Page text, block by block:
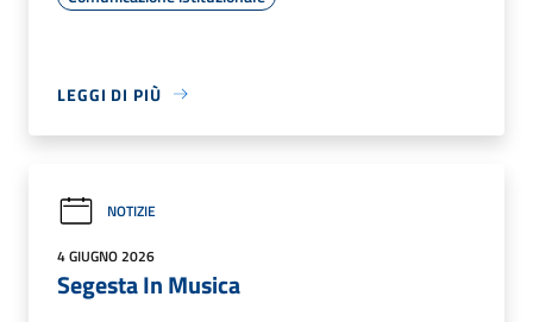
LEGGI DI PIÙ
NOTIZIE
4 GIUGNO 2026
Segesta In Musica